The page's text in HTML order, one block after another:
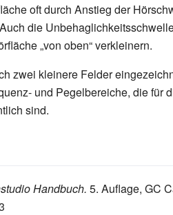
oft durch Anstieg der
die
„von oben“ verkleinern.
zwei kleinere Felder
und Pegelbereiche, die für
sind.
Handbuch. 5. Auflage, GC